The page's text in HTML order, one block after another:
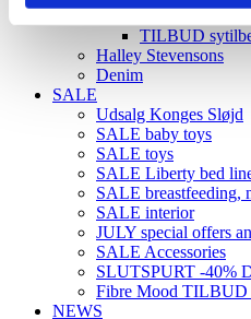
TILBUD
Halley Stevensons
Denim
SALE
Udsalg Konges Sløjd
SALE baby toys
SALE toys
SALE Liberty bed
SALE breastfeeding,
SALE interior
JULY special offers
SALE Accessories
SLUTSPURT -40%
Fibre Mood TILBUD
NEWS